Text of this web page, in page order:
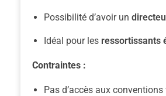
Possibilité d’avoir un
Idéal pour les ressortissants
Contraintes :
Pas d’accès aux